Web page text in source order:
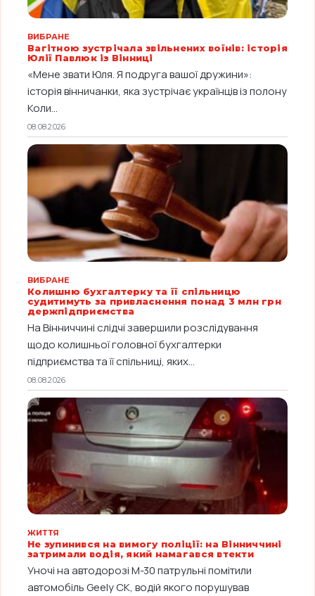
ВИБРАНЕ
Вагітною зустрічала звільнених воїнів: історія
Юлії Павлюк із Вінниці
«Мене звати Юля. Я подруга вашої дружини»:
історія вінничанки, яка зустрічає українців із полону
Коли...
08.08.2026
ВИБРАНЕ
Колишню бухгалтерку та її спільницю
судитимуть за привласнення понад 3 млн грн
держпідприємства
На Вінниччині слідчі завершили розслідування
щодо колишньої головної бухгалтерки
підприємства та її спільниці, яких...
08.08.2026
ЖИТТЯ
Не зупинився на вимогу поліції: на Вінниччині
затримали водія, який намагався втекти
Уночі на автодорозі М-30 патрульні помітили
автомобіль Geely CK, водій якого порушував